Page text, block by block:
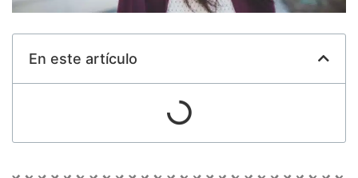
En este artículo